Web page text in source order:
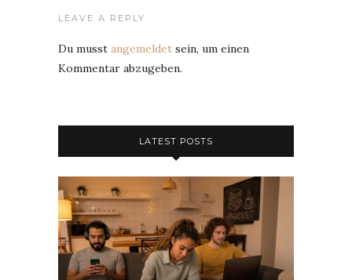
LEAVE A REPLY
Du musst angemeldet sein, um einen
Kommentar abzugeben.
LATEST POSTS